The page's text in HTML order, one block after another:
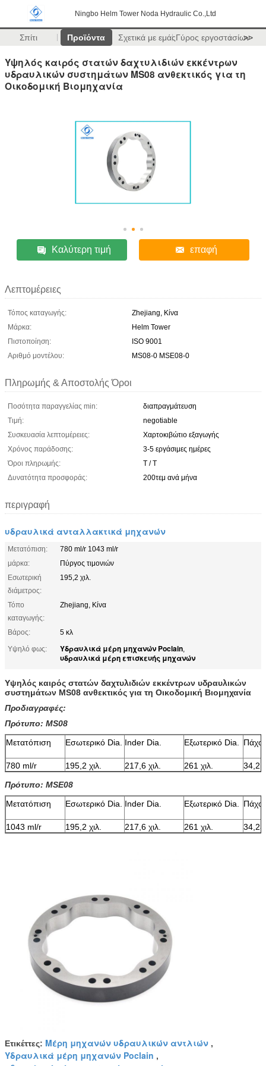
Ningbo Helm Tower Noda Hydraulic Co.,Ltd
Σπίτι Προϊόντα Σχετικά με εμάςΓύρος εργοστασίων
>>
Υψηλός καιρός στατών δαχτυλιδιών εκκέντρων
υδραυλικών συστημάτων MS08 ανθεκτικός για τη
Οικοδομική Βιομηχανία
Καλύτερη τιμή επαφή
Λεπτομέρειες
Τόπος καταγωγής:
Zhejiang, Κίνα
Μάρκα:
Helm Tower
Πιστοποίηση:
ISO 9001
Αριθμό μοντέλου:
MS08-0 MSE08-0
Πληρωμής & Αποστολής Όροι
Ποσότητα παραγγελίας min:
διαπραγμάτευση
Τιμή:
negotiable
Συσκευασία λεπτομέρειες:
Χαρτοκιβώτιο εξαγωγής
Χρόνος παράδοσης:
3-5 εργάσιμες ημέρες
Όροι πληρωμής:
T / T
Δυνατότητα προσφοράς:
200τεμ ανά μήνα
περιγραφή
υδραυλικά ανταλλακτικά μηχανών
Μετατόπιση:
780 ml/r 1043 ml/r
μάρκα:
Πύργος τιμονιών
Εσωτερική
διάμετρος:
195,2 χιλ.
Τόπο
καταγωγής:
Zhejiang, Κίνα
Βάρος:
5 κλ
Υψηλό φως:
Υδραυλικά μέρη μηχανών Poclain,
υδραυλικά μέρη επισκευής μηχανών
Υψηλός καιρός στατών δαχτυλιδιών εκκέντρων υδραυλικών
συστημάτων MS08 ανθεκτικός για τη Οικοδομική Βιομηχανία
Προδιαγραφές:
Πρότυπο: MS08
Μετατόπιση
Εσωτερικό Dia. Inder Dia. Εξωτερικό Dia.
780 ml/r 195,2 χιλ. 217,6 χιλ. 261 χιλ.
34,2
Πρότυπο: MSE08
Μετατόπιση
Εσωτερικό Dia. Inder Dia. Εξωτερικό Dia.
1043 ml/r 195,2 χιλ. 217,6 χιλ. 261 χιλ. 34,23
Ετικέττες: Μέρη μηχανών υδραυλικών αντλιών ,
Υδραυλικά μέρη μηχανών Poclain ,